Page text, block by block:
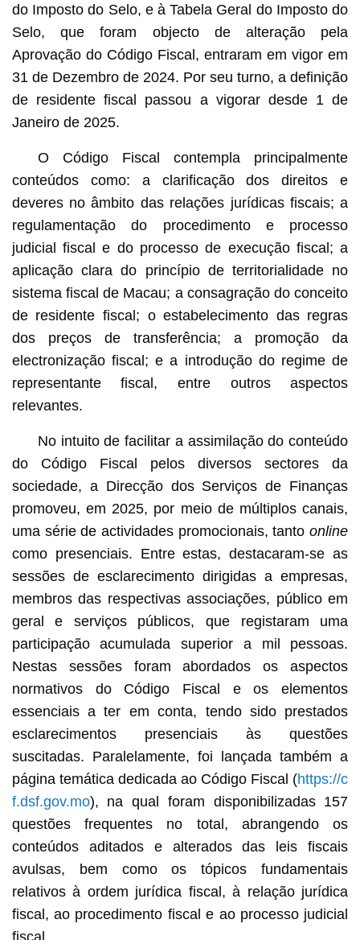
do Imposto do Selo, e à Tabela Geral do Imposto do
Selo, que foram objecto de alteração pela
Aprovação do Código Fiscal, entraram em vigor em
31 de Dezembro de 2024. Por seu turno, a definição
de residente fiscal passou a vigorar desde 1 de
Janeiro de 2025.
O Código Fiscal contempla principalmente
conteúdos como: a clarificação dos direitos e
deveres no âmbito das relações jurídicas fiscais; a
regulamentação do procedimento e processo
judicial fiscal e do processo de execução fiscal; a
aplicação clara do princípio de territorialidade no
sistema fiscal de Macau; a consagração do conceito
de residente fiscal; o estabelecimento das regras
dos preços de transferência; a promoção da
electronização fiscal; e a introdução do regime de
representante fiscal, entre outros aspectos
relevantes.
No intuito de facilitar a assimilação do conteúdo
do Código Fiscal pelos diversos sectores da
sociedade, a Direcção dos Serviços de Finanças
promoveu, em 2025, por meio de múltiplos canais,
uma série de actividades promocionais, tantoonline
como presenciais. Entre estas, destacaram-se as
sessões de esclarecimento dirigidas a empresas,
membros das respectivas associações, público em
geral e serviços públicos, que registaram uma
participação acumulada superior a mil pessoas.
Nestas sessões foram abordados os aspectos
normativos do Código Fiscal e os elementos
essenciais a ter em conta, tendo sido prestados
esclarecimentos presenciais às questões
suscitadas. Paralelamente, foi lançada também a
página temática dedicada ao Código Fiscal (https://c
f.dsf.gov.mo), na qual foram disponibilizadas 157
questões frequentes no total, abrangendo os
conteúdos aditados e alterados das leis fiscais
avulsas, bem como os tópicos fundamentais
relativos à ordem jurídica fiscal, à relação jurídica
fiscal, ao procedimento fiscal e ao processo judicial
fiscal.